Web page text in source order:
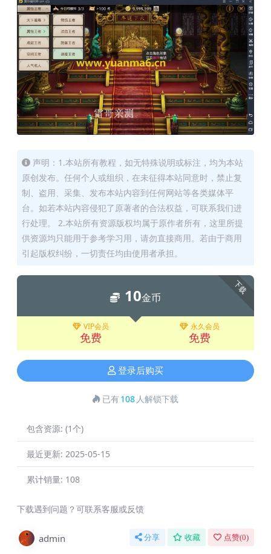
声明：1.本站所有教程，如无特殊说明或标注，均为本站
原创发布。任何个人或组织，在未征得本站同意时，禁止复
制、盗用、采集、发布本站内容到任何网站等各类媒体平
台。如若本站内容侵犯了原著者的合法权益，可联系我们进
行处理。 2.本站所有资源版权均属于原作者所有，这里所提
供资源均只能用于参考学习用，请勿直接商用。若由于商用
引起版权纠纷，一切责任均由使用者承担。
下载
10金币
VIP会员
免费
永久会员
免费
登录后购买
已有108 人解锁下载
包含资源: (1个)
最近更新: 2025-05-15
累计销量: 108
下载遇到问题？可联系客服或反馈
admin 分享 收藏 点赞(0)